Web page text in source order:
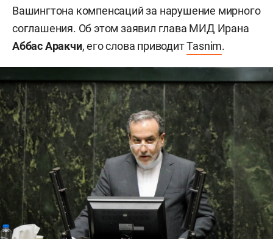
Вашингтона компенсаций за нарушение мирного
соглашения. Об этом заявил глава МИД Ирана
Аббас Аракчи, его слова приводитTasnim.